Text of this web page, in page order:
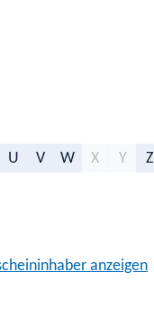
U V W X Y Z
anzeigen